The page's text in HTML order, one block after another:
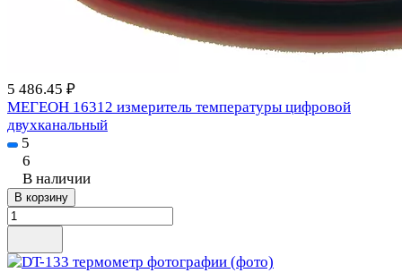
5 486.45 ₽
МЕГЕОН 16312 измеритель температуры цифровой
двухканальный
5
6
В наличии
В корзину